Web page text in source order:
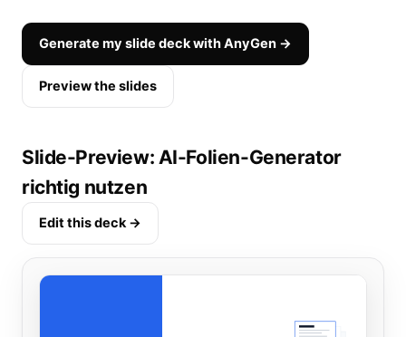
Generate my slide deck with AnyGen →
Preview the slides
Slide-Preview: AI-Folien-Generator
richtig nutzen
Edit this deck →